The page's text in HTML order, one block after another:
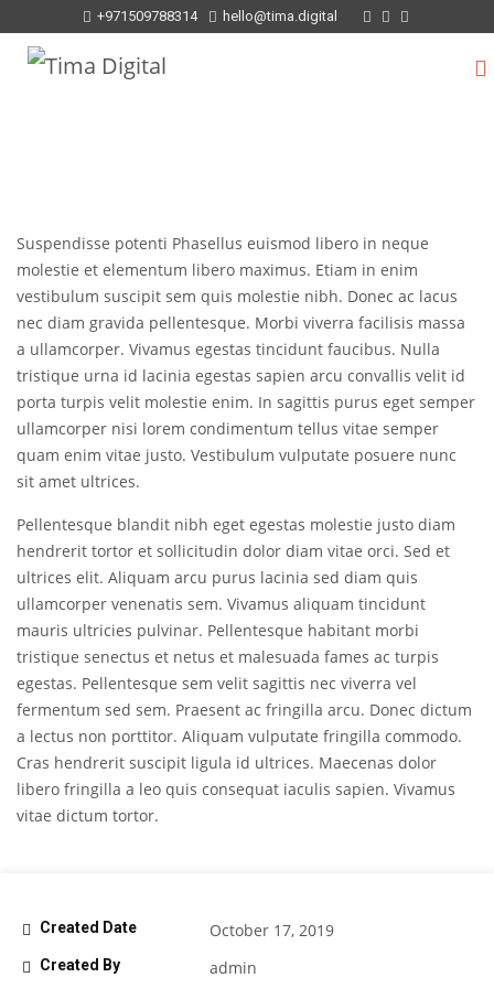
+971509788314 hello@tima.digital
Suspendisse potenti Phasellus euismod libero in neque
molestie et elementum libero maximus. Etiam in enim
vestibulum suscipit sem quis molestie nibh. Donec ac lacus
nec diam gravida pellentesque. Morbi viverra facilisis massa
a ullamcorper. Vivamus egestas tincidunt faucibus. Nulla
tristique urna id lacinia egestas sapien arcu convallis velit id
porta turpis velit molestie enim. In sagittis purus eget semper
ullamcorper nisi lorem condimentum tellus vitae semper
quam enim vitae justo. Vestibulum vulputate posuere nunc
sit amet ultrices.
Pellentesque blandit nibh eget egestas molestie justo diam
hendrerit tortor et sollicitudin dolor diam vitae orci. Sed et
ultrices elit. Aliquam arcu purus lacinia sed diam quis
ullamcorper venenatis sem. Vivamus aliquam tincidunt
mauris ultricies pulvinar. Pellentesque habitant morbi
tristique senectus et netus et malesuada fames ac turpis
egestas. Pellentesque sem velit sagittis nec viverra vel
fermentum sed sem. Praesent ac fringilla arcu. Donec dictum
a lectus non porttitor. Aliquam vulputate fringilla commodo.
Cras hendrerit suscipit ligula id ultrices. Maecenas dolor
libero fringilla a leo quis consequat iaculis sapien. Vivamus
vitae dictum tortor.
Created Date October 17, 2019
Created By admin